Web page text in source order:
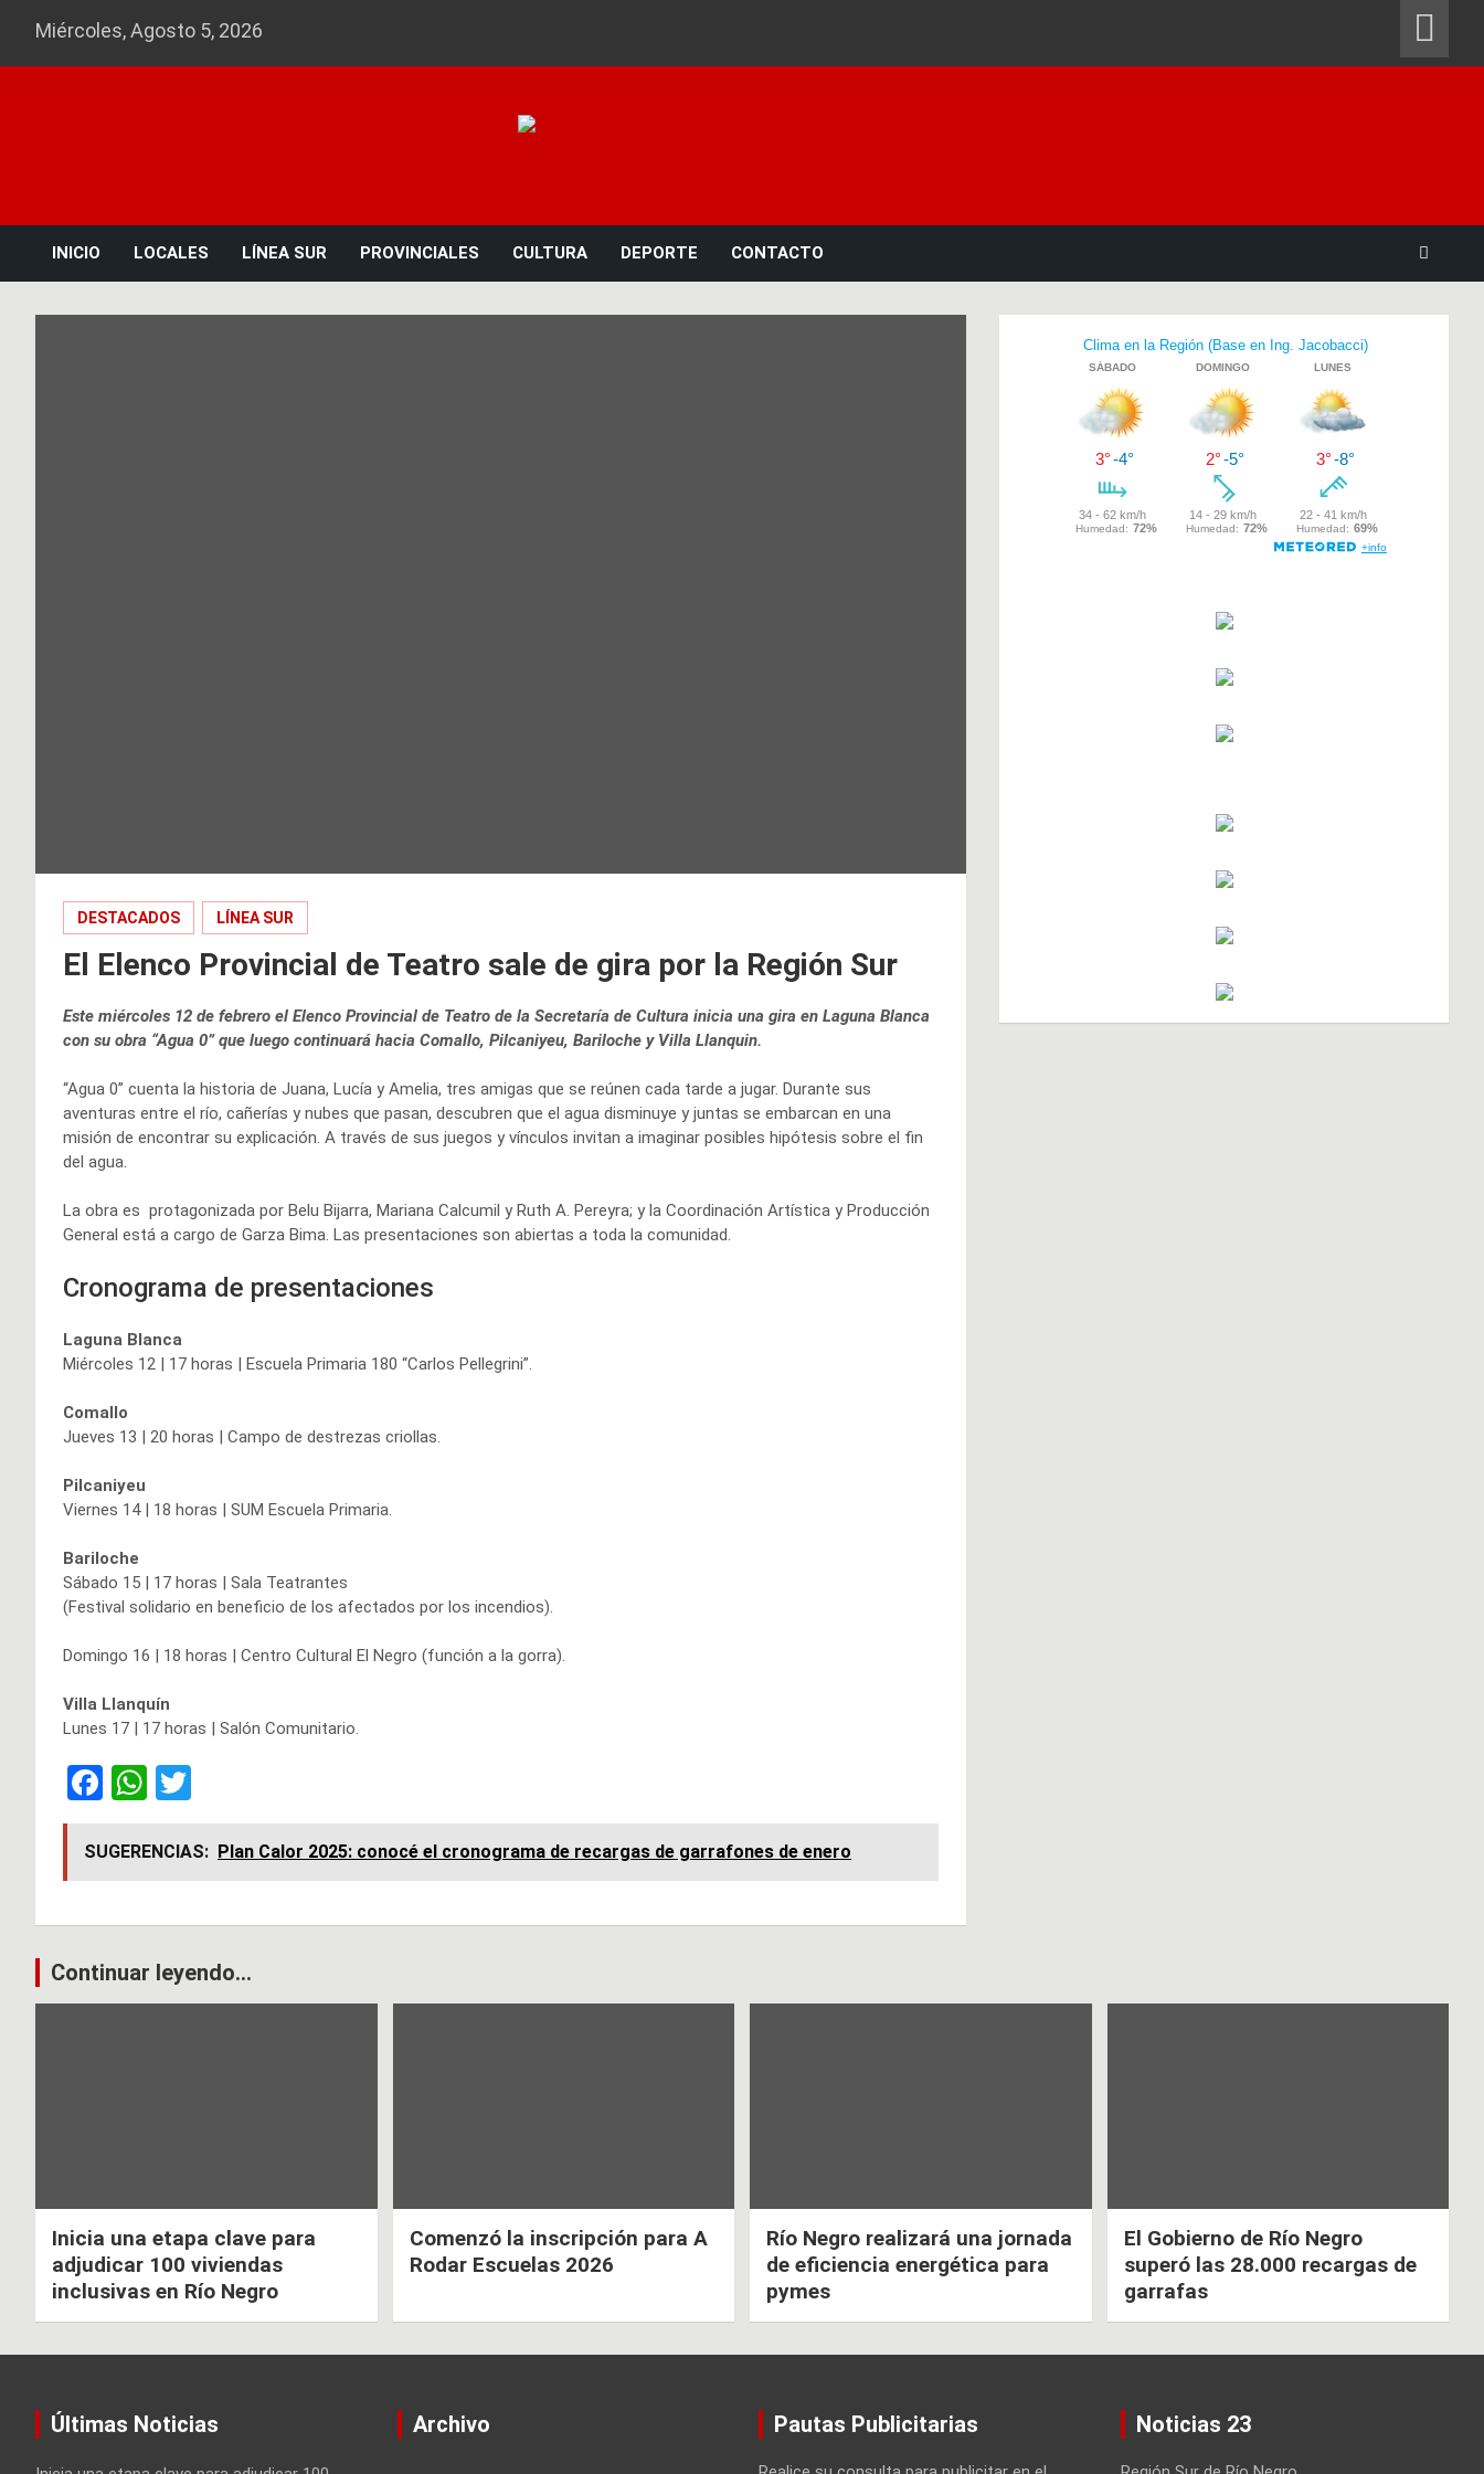
Miércoles, Agosto 5, 2026
INICIO LOCALES LÍNEA SUR PROVINCIALES CULTURA DEPORTE CONTACTO
DESTACADOS LÍNEA SUR
El Elenco Provincial de Teatro sale de gira por la Región Sur
Este miércoles 12 de febrero el Elenco Provincial de Teatro de la Secretaría de Cultura inicia una gira en Laguna Blanca
con su obra “Agua 0” que luego continuará hacia Comallo, Pilcaniyeu, Bariloche y Villa Llanquin.
“Agua 0” cuenta la historia de Juana, Lucía y Amelia, tres amigas que se reúnen cada tarde a jugar. Durante sus
aventuras entre el río, cañerías y nubes que pasan, descubren que el agua disminuye y juntas se embarcan en una
misión de encontrar su explicación. A través de sus juegos y vínculos invitan a imaginar posibles hipótesis sobre el fin
del agua.
La obra es protagonizada por Belu Bijarra, Mariana Calcumil y Ruth A. Pereyra; y la Coordinación Artística y Producción
General está a cargo de Garza Bima. Las presentaciones son abiertas a toda la comunidad.
Cronograma de presentaciones
Laguna Blanca
Miércoles 12 | 17 horas | Escuela Primaria 180 “Carlos Pellegrini”.
Comallo
Jueves 13 | 20 horas | Campo de destrezas criollas.
Pilcaniyeu
Viernes 14 | 18 horas | SUM Escuela Primaria.
Bariloche
Sábado 15 | 17 horas | Sala Teatrantes
(Festival solidario en beneficio de los afectados por los incendios).
Domingo 16 | 18 horas | Centro Cultural El Negro (función a la gorra).
Villa Llanquín
Lunes 17 | 17 horas | Salón Comunitario.
F
a
ce
b
o
o
k
W
h
at
s
A
p
p
wi
tt
er
SUGERENCIAS: Plan Calor 2025: conocé el cronograma de recargas de garrafones de enero
Navegación
Continuar leyendo...
Inicia una etapa clave para
adjudicar 100 viviendas
inclusivas en Río Negro
Comenzó la inscripción para A
Rodar Escuelas 2026
Río Negro realizará una jornada
de eficiencia energética para
pymes
El Gobierno de Río Negro
superó las 28.000 recargas de
garrafas
Últimas Noticias Archivo Pautas Publicitarias Noticias 23